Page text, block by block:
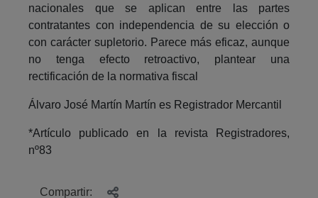
nacionales que se aplican entre las partes
contratantes con independencia de su elección o
con carácter supletorio. Parece más eficaz, aunque
no tenga efecto retroactivo, plantear una
rectificación de la normativa fiscal
Álvaro José Martín Martín es Registrador Mercantil
*Artículo publicado en la revista Registradores,
nº83
Compartir: